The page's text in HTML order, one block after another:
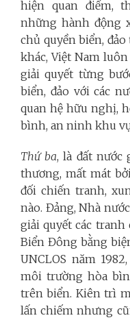
hiện quan điểm,
những hành động
chủ quyền biển,
khác, Việt Nam
giải quyết từng
biển, đảo với các
quan hệ hữu nghị,
bình, an ninh khu
Thứ ba, là đất nước
thương, mất mát
đối chiến tranh,
nào. Đảng, Nhà
giải quyết các tranh
Biển Đông bằng
UNCLOS năm
môi trường hòa
trên biển. Kiên trì
lấn chiếm nhưng